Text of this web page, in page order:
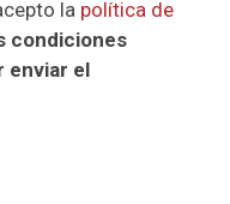
la política de
condiciones
enviar el